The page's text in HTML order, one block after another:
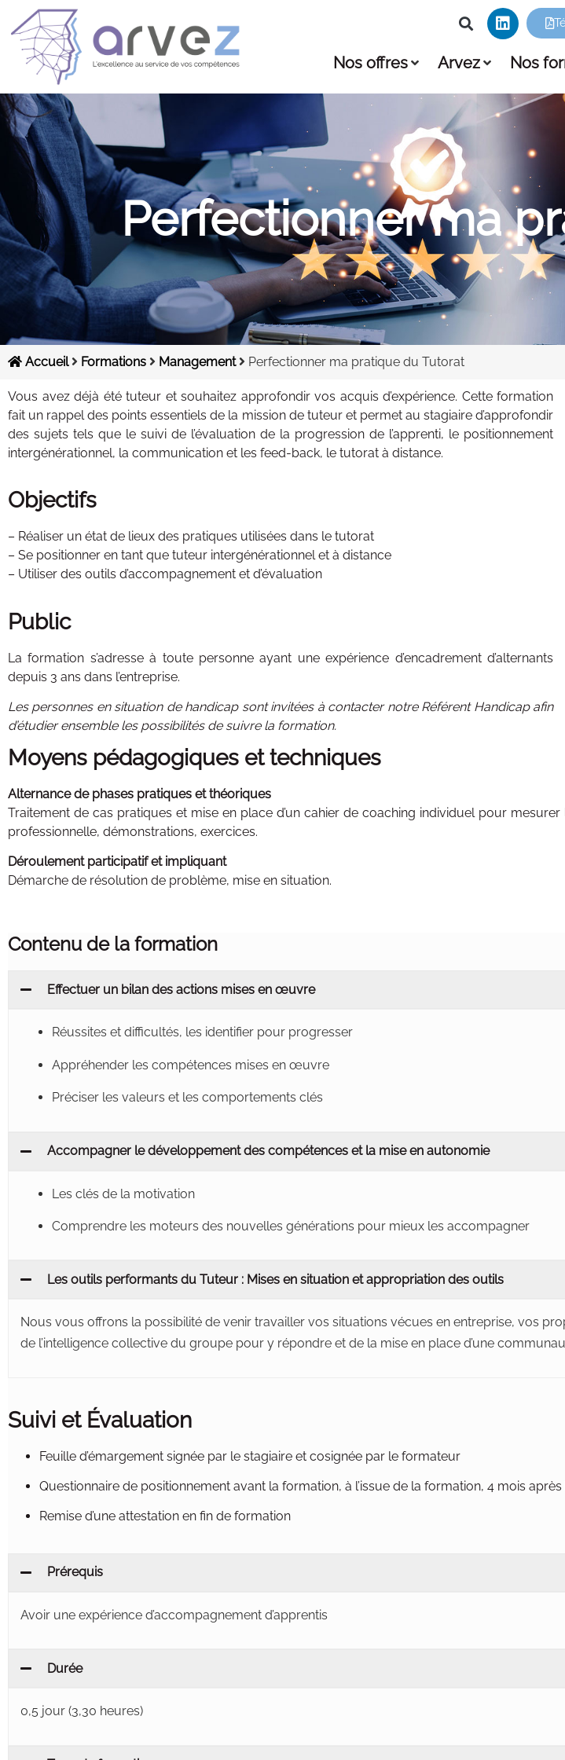
Nos offres Arvez Nos
Perfectionner ma
Accueil Formations Management Perfectionner ma pratique du Tutorat
Vous avez déjà été tuteur et souhaitez approfondir vos acquis d’expérience. Cette formation
fait un rappel des points essentiels de la mission de tuteur et permet au stagiaire d’approfondir
des sujets tels que le suivi de l’évaluation de la progression de l’apprenti, le positionnement
intergénérationnel, la communication et les feed-back, le tutorat à distance.
Objectifs
– Réaliser un état de lieux des pratiques utilisées dans le tutorat
– Se positionner en tant que tuteur intergénérationnel et à distance
– Utiliser des outils d’accompagnement et d’évaluation
Public
La formation s’adresse à toute personne ayant une expérience d’encadrement d’alternants
depuis 3 ans dans l’entreprise.
Les personnes en situation de handicap sont invitées à contacter notre Référent Handicap afin
d’étudier ensemble les possibilités de suivre la formation.
Moyens pédagogiques et techniques
Alternance de phases pratiques et théoriques
Traitement de cas pratiques et mise en place d’un cahier de coaching individuel pour mesurer
professionnelle, démonstrations, exercices.
Déroulement participatif et impliquant
Démarche de résolution de problème, mise en situation.
Contenu de la formation
Effectuer un bilan des actions mises en œuvre
Réussites et difficultés, les identifier pour progresser
Appréhender les compétences mises en œuvre
Préciser les valeurs et les comportements clés
Accompagner le développement des compétences et la mise en autonomie
Les clés de la motivation
Comprendre les moteurs des nouvelles générations pour mieux les accompagner
Les outils performants du Tuteur : Mises en situation et appropriation des outils
Nous vous offrons la possibilité de venir travailler vos situations vécues en entreprise, vos
de l’intelligence collective du groupe pour y répondre et de la mise en place d’une
Suivi et Évaluation
Feuille d’émargement signée par le stagiaire et cosignée par le formateur
Questionnaire de positionnement avant la formation, à l’issue de la formation, 4 mois
Remise d’une attestation en fin de formation
Prérequis
Avoir une expérience d’accompagnement d’apprentis
Durée
0,5 jour (3,30 heures)